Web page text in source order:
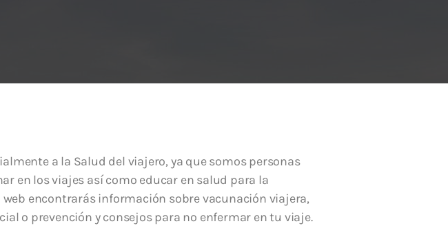
a la Salud del viajero, ya que somos personas
en los viajes así como educar en salud para la
encontrarás información sobre vacunación viajera,
o prevención y consejos para no enfermar en tu viaje.